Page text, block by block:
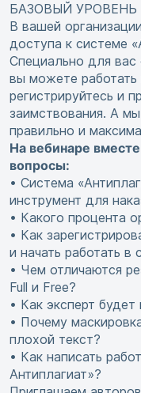
БАЗОВЫЙ УРОВЕНЬ
В вашей
доступа к системе
Специально для вас
вы можете работать
регистрируйтесь и
заимствования. А
правильно и
На вебинаре
вопросы:
• Система
инструмент для
• Какого процента
• Как
и начать работать в
• Чем отличаются
Full и Free?
• Как эксперт
• Почему
плохой текст?
• Как написать
Антиплагиат»?